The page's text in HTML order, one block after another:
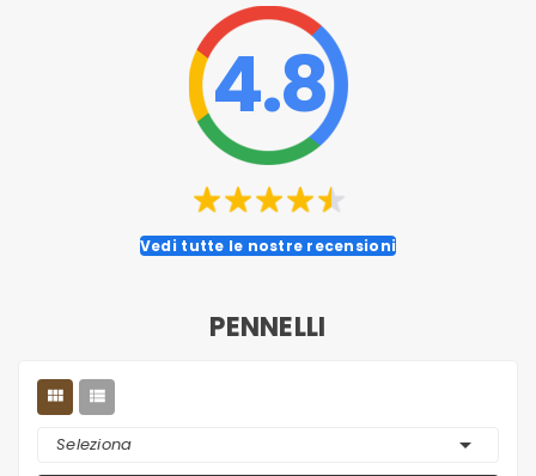
4.8
Vedi tutte le nostre recensioni
PENNELLI
 
Seleziona 